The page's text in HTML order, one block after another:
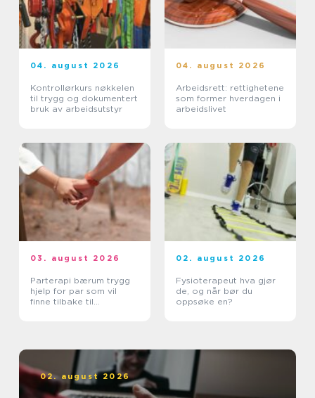
04. august 2026
Kontrollørkurs nøkkelen
til trygg og dokumentert
bruk av arbeidsutstyr
04. august 2026
Arbeidsrett: rettighetene
som former hverdagen i
arbeidslivet
03. august 2026
Parterapi bærum trygg
hjelp for par som vil
finne tilbake til
02. august 2026
Fysioterapeut hva gjør
de, og når bør du
oppsøke en?
02. august 2026